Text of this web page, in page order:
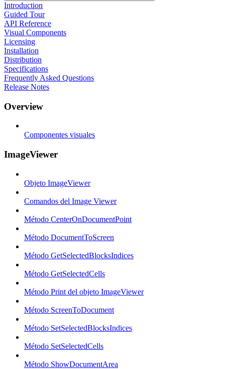
Introduction
Guided Tour
API Reference
Visual Components
Licensing
Installation
Distribution
Specifications
Frequently Asked Questions
Release Notes
Overview
Componentes visuales
ImageViewer
Objeto ImageViewer
Comandos del Image Viewer
Método CenterOnDocumentPoint
Método DocumentToScreen
Método GetSelectedBlocksIndices
Método GetSelectedCells
Método Print del objeto ImageViewer
Método ScreenToDocument
Método SetSelectedBlocksIndices
Método SetSelectedCells
Método ShowDocumentArea